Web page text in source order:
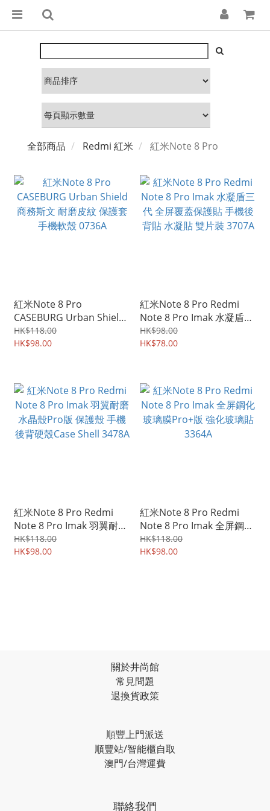
全部商品 Redmi 紅米 紅米Note 8 Pro
紅米Note 8 Pro
CASEBURG Urban Shield
商務斯文 耐磨皮紋 保護套
手機軟殼 0736A
HK$118.00
HK$98.00
紅米Note 8 Pro Redmi
Note 8 Pro Imak 水凝盾三
代 全屏覆蓋保護貼 手機後
背貼 水凝貼 雙片裝 3707A
HK$98.00
HK$78.00
紅米Note 8 Pro Redmi
Note 8 Pro Imak 羽翼耐磨
水晶殼Pro版 保護殼 手機
後背硬殼Case Shell 3478A
HK$118.00
HK$98.00
紅米Note 8 Pro Redmi
Note 8 Pro Imak 全屏鋼化
玻璃膜Pro+版 強化玻璃貼
3364A
HK$118.00
HK$98.00
關於井尚館
常見問題
退換貨政策
順豐上門派送
順豐站/智能櫃自取
澳門/台灣運費
聯絡我們